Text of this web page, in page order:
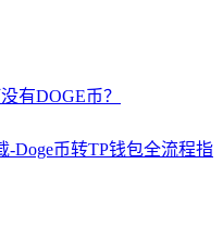
有DOGE币？
-Doge币转TP钱包全流程指